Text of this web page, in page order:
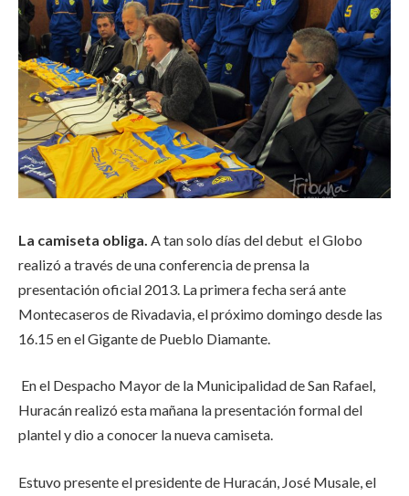
La camiseta obliga. A tan solo días del debut el Globo
realizó a través de una conferencia de prensa la
presentación oficial 2013. La primera fecha será ante
Montecaseros de Rivadavia, el próximo domingo desde las
16.15 en el Gigante de Pueblo Diamante.
En el Despacho Mayor de la Municipalidad de San Rafael,
Huracán realizó esta mañana la presentación formal del
plantel y dio a conocer la nueva camiseta.
Estuvo presente el presidente de Huracán, José Musale, el